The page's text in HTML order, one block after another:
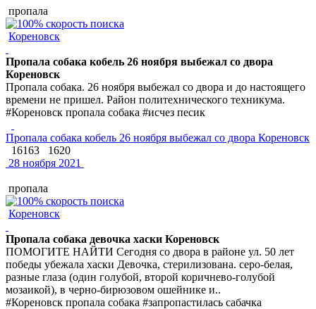
пропала
Кореновск
Пропала собака кобель 26 ноября выбежал со двора
Кореновск
Пропала собака. 26 ноября выбежал со двора и до настоящего
времени не пришел. Район политехнического техникума.
#Кореновск пропала собака #исчез песик
Пропала собака кобель 26 ноября выбежал со двора Кореновск
16163
1620
28 ноября 2021
пропала
Кореновск
Пропала собака девочка хаски Кореновск
ПОМОГИТЕ НАЙТИ Сегодня со двора в районе ул. 50 лет
победы убежала хаски Девочка, стерилизована. серо-белая,
разные глаза (один голубой, второй коричнево-голубой
мозаикой), в черно-бирюзовом ошейнике и..
#Кореновск пропала собака #запропастилась сабачка